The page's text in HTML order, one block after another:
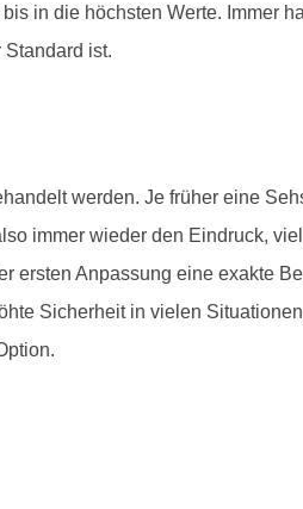
in die höchsten Werte. Immer
ist.
werden. Je früher eine
immer wieder den Eindruck,
ersten Anpassung eine exakte
Sicherheit in vielen